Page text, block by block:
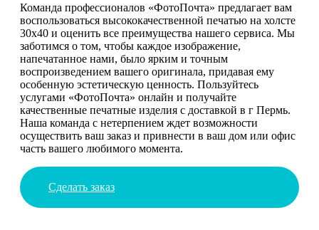
Команда профессионалов «ФотоПочта» предлагает вам
воспользоваться высококачественной печатью на холсте
30х40 и оценить все преимущества нашего сервиса. Мы
заботимся о том, чтобы каждое изображение,
напечатанное нами, было ярким и точным
воспроизведением вашего оригинала, придавая ему
особенную эстетическую ценность. Пользуйтесь
услугами «ФотоПочта» онлайн и получайте
качественные печатные изделия с доставкой в г Пермь.
Наша команда с нетерпением ждет возможности
осуществить ваш заказ и привнести в ваш дом или офис
часть вашего любимого момента.
Сделать заказ